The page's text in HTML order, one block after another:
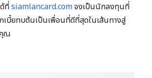
ที่siamlancard.comจงเป็นนักลงทุนที่
เบี้ยทบต้นเป็นเพื่อนที่ดีที่สุดในเส้นทางสู่
ณ